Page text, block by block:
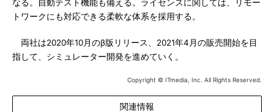
なる。自動テスト機能も備える。ライセンスに関しては、リモー
トワークにも対応できる柔軟な体系を採用する。
両社は2020年10月のβ版リリース、2021年4月の販売開始を目
指して、シミュレーター開発を進めていく。
Copyright © ITmedia, Inc. All Rights Reserved.
関連情報